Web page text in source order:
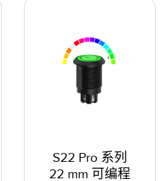
S22 Pro 系列
22 mm 可编程